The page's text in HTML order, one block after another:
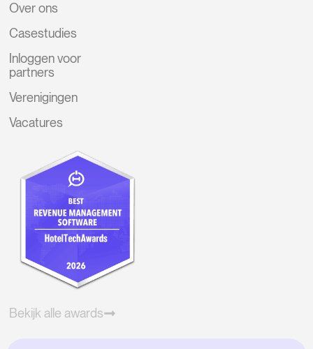
Over ons
Casestudies
Inloggen voor
partners
Verenigingen
Vacatures
Bekijk alle awards